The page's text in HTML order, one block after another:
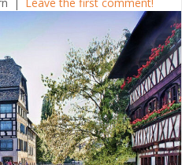
| Leave the first comment!